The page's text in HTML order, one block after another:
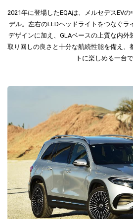
2021年に登場したEQAは、メルセデスEV
デル。左右のLEDヘッドライトをつなぐラ
デザインに加え、GLAベースの上質な内外
取り回しの良さと十分な航続性能を備え、
トに楽しめる一台で